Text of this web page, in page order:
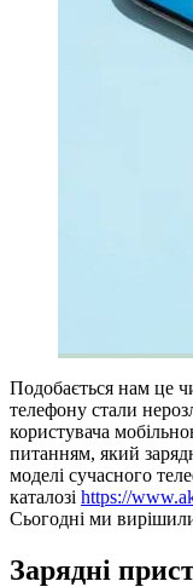
Подобається нам це
телефону стали
користувача
питанням, який
моделі сучасного
каталозі https://
Сьогодні ми
Зарядні